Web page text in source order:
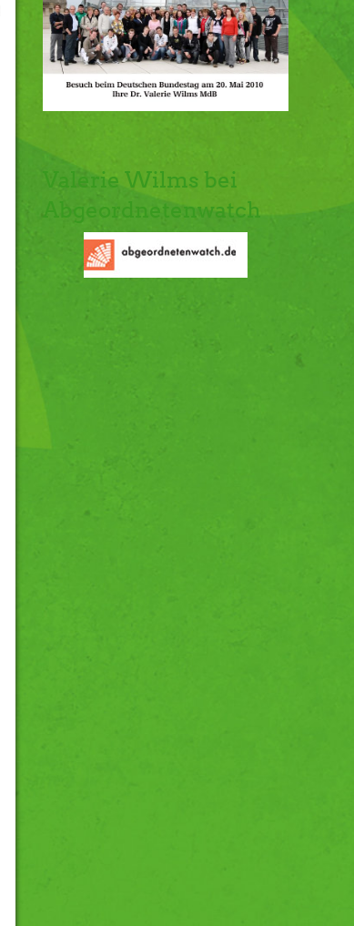
Valerie Wilms bei
Abgeordnetenwatch